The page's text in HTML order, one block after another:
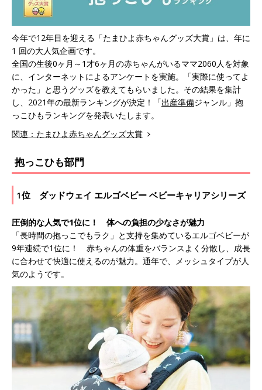
今年で12年目を迎える「たまひよ赤ちゃんグッズ大賞」は、年に
1 回の大人気企画です。
全国の生後0ヶ月～1才6ヶ月の赤ちゃんがいるママ2060人を対象
に、インターネットによるアンケートを実施。「実際に使ってよ
かった」と思うグッズを教えてもらいました。その結果を集計
し、2021年の最新ランキングが決定！「出産準備ジャンル」抱
っこひもランキングを発表いたします。
関連：たまひよ赤ちゃんグッズ大賞
抱っこひも部門
1位 ダッドウェイ エルゴベビー ベビーキャリアシリーズ
圧倒的な人気で1位に！ 体への負担の少なさが魅力
「長時間の抱っこでもラク」と支持を集めているエルゴベビーが
9年連続で1位に！ 赤ちゃんの体重をバランスよく分散し、成長
に合わせて快適に使えるのが魅力。通年で、メッシュタイプが人
気のようです。